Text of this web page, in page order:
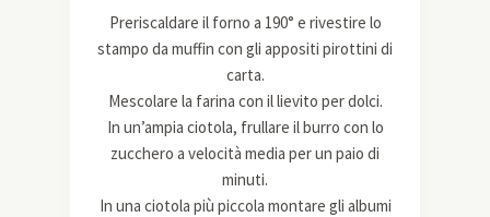
Preriscaldare il forno a 190° e rivestire lo
stampo da muffin con gli appositi pirottini di
carta.
Mescolare la farina con il lievito per dolci.
In un’ampia ciotola, frullare il burro con lo
zucchero a velocità media per un paio di
minuti.
In una ciotola più piccola montare gli albumi